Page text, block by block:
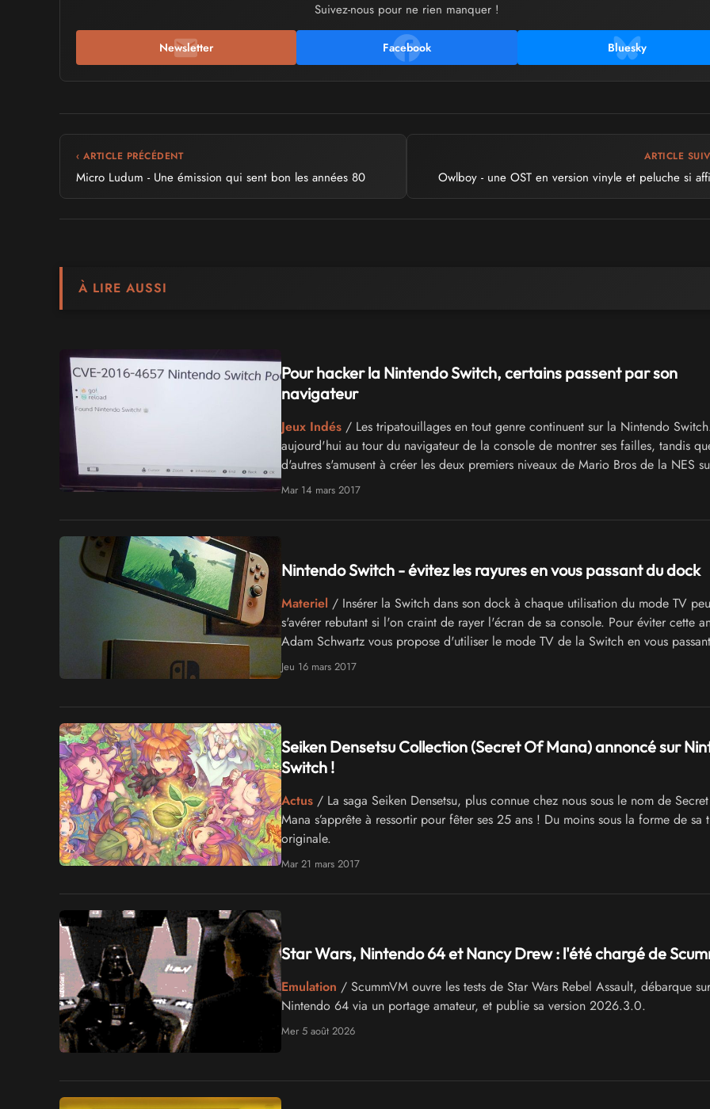
Suivez-nous pour ne rien manquer !
Newsletter Facebook Bluesky
‹ ARTICLE PRÉCÉDENT
Micro Ludum - Une émission qui sent bon les années 80
ARTICLE
Owlboy - une OST en version vinyle et peluche si
À LIRE AUSSI
Pour hacker la Nintendo Switch, certains passent par son
navigateur
Jeux Indés/ Les tripatouillages en tout genre continuent sur la Nintendo
aujourd'hui au tour du navigateur de la console de montrer ses failles, tandis
d'autres s'amusent à créer les deux premiers niveaux de Mario Bros de la NES
Switch...
Mar 14 mars 2017
Nintendo Switch - évitez les rayures en vous passant du dock
Materiel / Insérer la Switch dans son dock à chaque utilisation du mode TV
s'avérer rebutant si l'on craint de rayer l'écran de sa console. Pour éviter cette
Adam Schwartz vous propose d'utiliser le mode TV de la Switch en vous
dock
Jeu 16 mars 2017
Seiken Densetsu Collection (Secret Of Mana) annoncé sur
Switch !
Actus/ La saga Seiken Densetsu, plus connue chez nous sous le nom de
Mana s’apprête à ressortir pour fêter ses 25 ans ! Du moins sous la forme de sa
originale.
Mar 21 mars 2017
Star Wars, Nintendo 64 et Nancy Drew : l'été chargé de
Emulation / ScummVM ouvre les tests de Star Wars Rebel Assault, débarque sur
Nintendo 64 via un portage amateur, et publie sa version 2026.3.0.
Mer 5 août 2026